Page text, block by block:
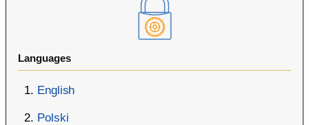
Languages
English
Polski